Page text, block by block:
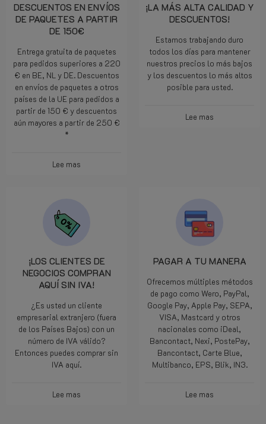
DESCUENTOS EN ENVÍOS
DE PAQUETES A PARTIR
DE 150€
Entrega gratuita de paquetes
para pedidos superiores a 220
€ en BE, NL y DE. Descuentos
en envíos de paquetes a otros
países de la UE para pedidos a
partir de 150 € y descuentos
aún mayores a partir de 250 €
*
Lee mas
¡LA MÁS ALTA CALIDAD Y
DESCUENTOS!
Estamos trabajando duro
todos los días para mantener
nuestros precios lo más bajos
y los descuentos lo más altos
posible para usted.
Lee mas
¡LOS CLIENTES DE
NEGOCIOS COMPRAN
AQUÍ SIN IVA!
¿Es usted un cliente
empresarial extranjero (fuera
de los Países Bajos) con un
número de IVA válido?
Entonces puedes comprar sin
IVA aquí.
Lee mas
PAGAR A TU MANERA
Ofrecemos múltiples métodos
de pago como Wero, PayPal,
Google Pay, Apple Pay, SEPA,
VISA, Mastcard y otros
nacionales como iDeal,
Bancontact, Nexi, PostePay,
Bancontact, Carte Blue,
Multibanco, EPS, Blik, IN3.
Lee mas